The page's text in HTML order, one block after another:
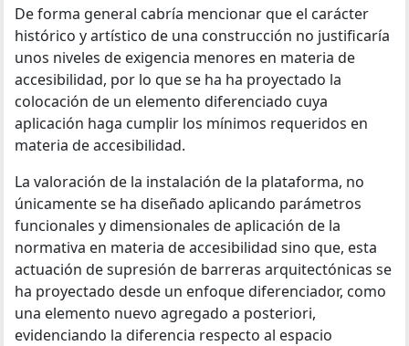
De forma general cabría mencionar que el carácter
histórico y artístico de una construcción no justificaría
unos niveles de exigencia menores en materia de
accesibilidad, por lo que se ha ha proyectado la
colocación de un elemento diferenciado cuya
aplicación haga cumplir los mínimos requeridos en
materia de accesibilidad.
La valoración de la instalación de la plataforma, no
únicamente se ha diseñado aplicando parámetros
funcionales y dimensionales de aplicación de la
normativa en materia de accesibilidad sino que, esta
actuación de supresión de barreras arquitectónicas se
ha proyectado desde un enfoque diferenciador, como
una elemento nuevo agregado a posteriori,
evidenciando la diferencia respecto al espacio